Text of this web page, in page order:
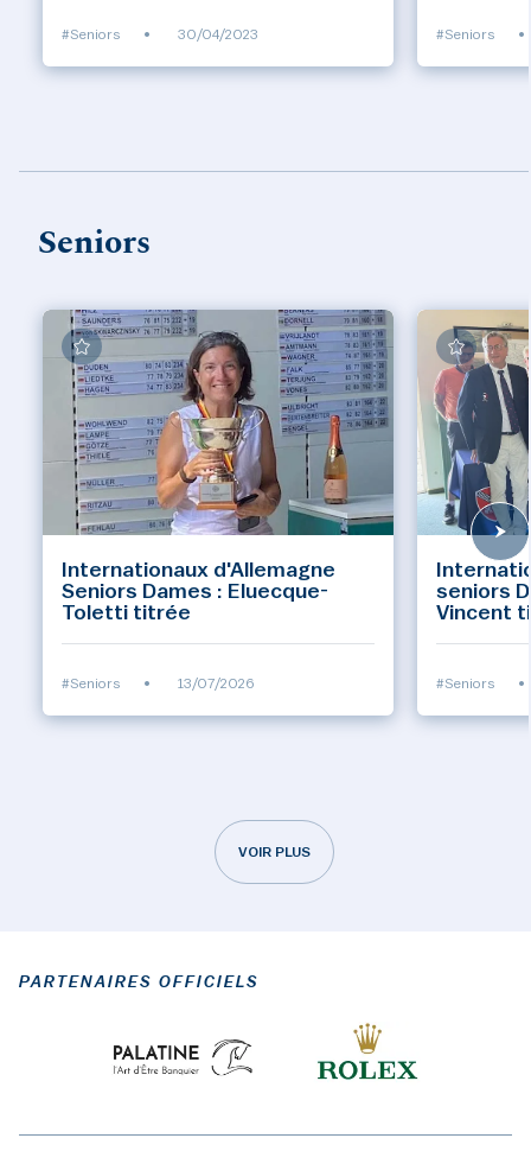
#Seniors • 30/04/2023 #Seniors •
Seniors
Internationaux d'Allemagne
Seniors Dames : Eluecque-
Toletti titrée
#Seniors • 13/07/2026
seniors
Vincent
#Seniors •
VOIR PLUS
PARTENAIRES OFFICIELS